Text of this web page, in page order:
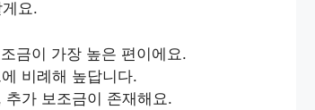
요.
금이 가장 높은 편이에요.
비례해 높답니다.
가 보조금이 존재해요.